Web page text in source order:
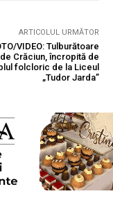
ARTICOLUL URMĂTOR
VIDEO: Tulburătoare
Crăciun, încropită de
folcloric de la Liceul
„Tudor Jarda”